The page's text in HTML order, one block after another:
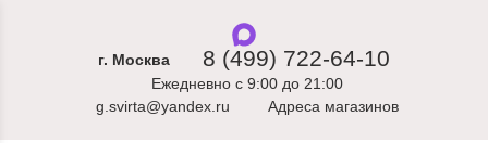
г. Москва 8 (499) 722-64-10
Ежедневно с 9:00 до 21:00
g.svirta@yandex.ru
Адреса магазинов